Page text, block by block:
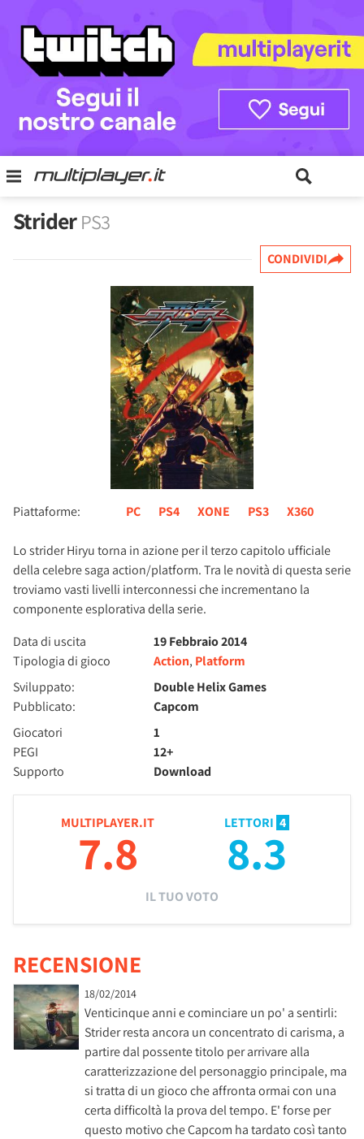
StriderPS3
CONDIVIDI
Piattaforme: PC PS4 XONE PS3 X360
Lo strider Hiryu torna in azione per il terzo capitolo ufficiale
della celebre saga action/platform. Tra le novità di questa serie
troviamo vasti livelli interconnessi che incrementano la
componente esplorativa della serie.
Data di uscita
19 Febbraio 2014
Tipologia di gioco
Action, Platform
Sviluppato:
Double Helix Games
Pubblicato:
Capcom
Giocatori
1
PEGI
12+
Supporto
Download
MULTIPLAYER.IT
7.8
LETTORI 4
8.3
IL TUO VOTO
RECENSIONE
18/02/2014
Venticinque anni e cominciare un po' a sentirli:
Strider resta ancora un concentrato di carisma, a
partire dal possente titolo per arrivare alla
caratterizzazione del personaggio principale, ma
si tratta di un gioco che affronta ormai con una
certa difficoltà la prova del tempo. E' forse per
questo motivo che Capcom ha tardato così tanto